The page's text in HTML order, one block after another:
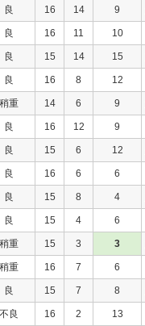
良 16 14 9
良 16 11 10
良 15 14 15
良 16 8 12
稍重 14 6 9
良 16 12 9
良 15 6 12
良 16 6 6
良 15 8 4
良 15 4 6
稍重 15 3 3
稍重 16 7 6
良 15 7 8
不良 16 2 13